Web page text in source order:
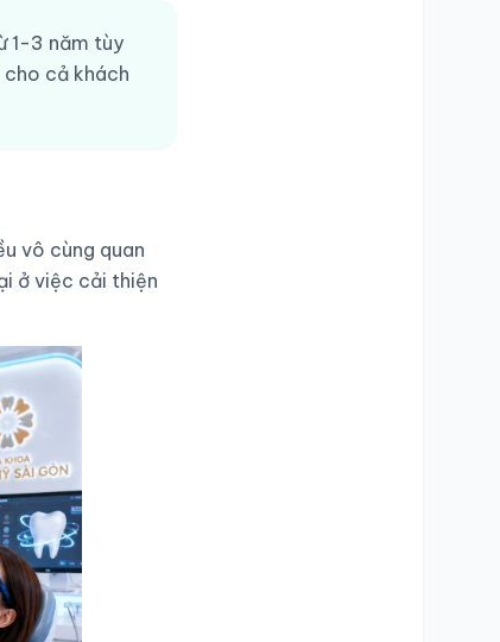
1-3 năm tùy
cả khách
vô cùng quan
ở việc cải thiện